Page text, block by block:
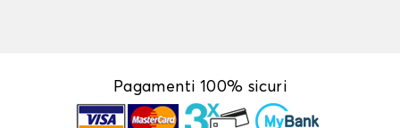
Pagamenti 100% sicuri